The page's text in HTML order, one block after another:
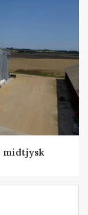
midtjysk